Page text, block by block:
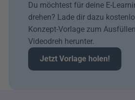
Du möchtest für deine E-
drehen? Lade dir dazu
Konzept-Vorlage zum
Videodreh herunter.
Jetzt Vorlage holen!